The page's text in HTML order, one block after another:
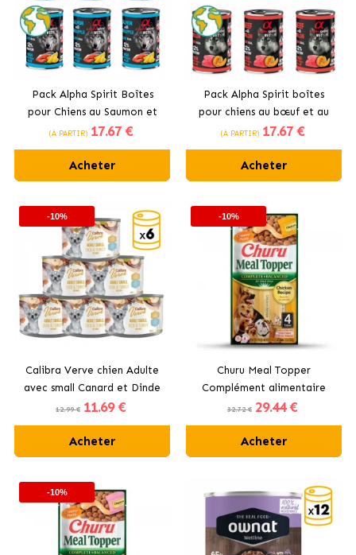
Pack Alpha Spirit Boîtes
pour Chiens au Saumon et
ananas
(À PARTIR) 17.67 €
Acheter
Pack Alpha Spirit boîtes
pour chiens au bœuf et au
melon
(À PARTIR) 17.67 €
Acheter
-10%
Calibra Verve chien Adulte
avec small Canard et Dinde
12.99 € 11.69 €
Acheter
-10%
Churu Meal Topper
Complément alimentaire
pour chiens au poulet
32.72 € 29.44 €
Acheter
-10%